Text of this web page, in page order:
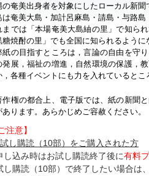
の奄美出身者を対象にしたローカル新聞
は奄美大島・加計呂麻島・請島・与路
までは「本場奄美大島紬の里」で知ら
糖焼酎の里」でも全国に知られるように
の目指すところは，言論の自由を守
発展，福祉の増進，自然環境の保護，
，各種イベントにも力を入れているとこ
権の都合上、 電子版では、紙の新聞
あります。あらかじめご容赦ください。
注意】
し購読（10部）をご購入された方
し込み時はお試し購読終了後に有料
し購読（10部）で終了したい場合は